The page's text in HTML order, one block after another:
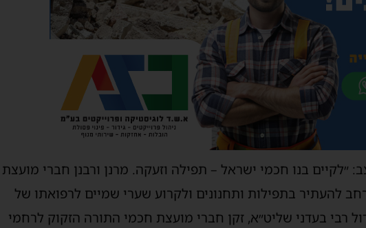
: ״לקיים בנו חכמי ישראל – תפילה וזעקה. מרנן ורבנן חברי מועצת
להעתיר בתפילות ותחנונים ולקרוע שערי שמיים לרפואתו של
רבי בעדני שליט״א, זקן חברי מועצת חכמי התורה הזקוק לרחמי